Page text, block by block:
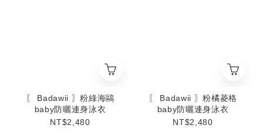
〖 Badawii 〗粉綠海鷗
baby防曬連身泳衣
NT$2,480
〖 Badawii 〗粉橘菱格
baby防曬連身泳衣
NT$2,480